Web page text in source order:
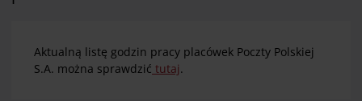
Aktualną listę godzin pracy placówek Poczty Polskiej
S.A. można sprawdzić tutaj.